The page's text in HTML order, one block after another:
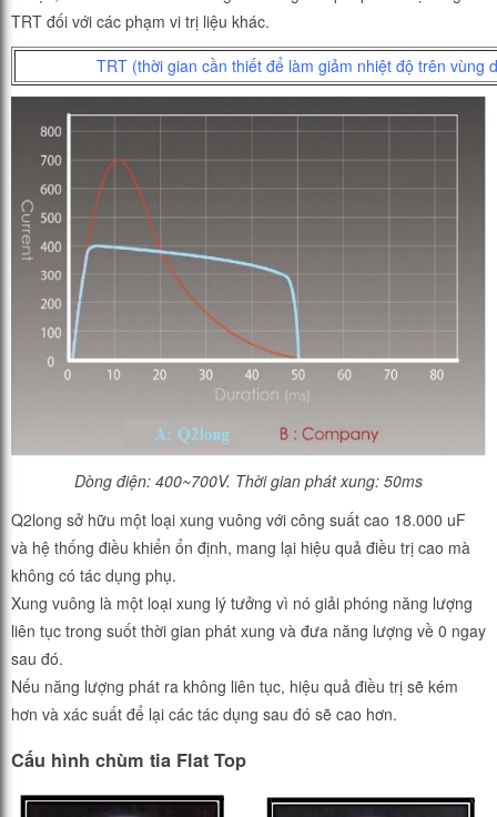
TRT đối với các phạm vi trị liệu khác.
TRT (thời gian cần thiết để làm giảm nhiệt độ trên vùng
Dòng điện: 400~700V. Thời gian phát xung: 50ms
Q2long sở hữu một loại xung vuông với công suất cao 18.000 uF
và hệ thống điều khiển ổn định, mang lại hiệu quả điều trị cao mà
không có tác dụng phụ.
Xung vuông là một loại xung lý tưởng vì nó giải phóng năng lượng
liên tục trong suốt thời gian phát xung và đưa năng lượng về 0 ngay
sau đó.
Nếu năng lượng phát ra không liên tục, hiệu quả điều trị sẽ kém
hơn và xác suất để lại các tác dụng sau đó sẽ cao hơn.
Cấu hình chùm tia Flat Top